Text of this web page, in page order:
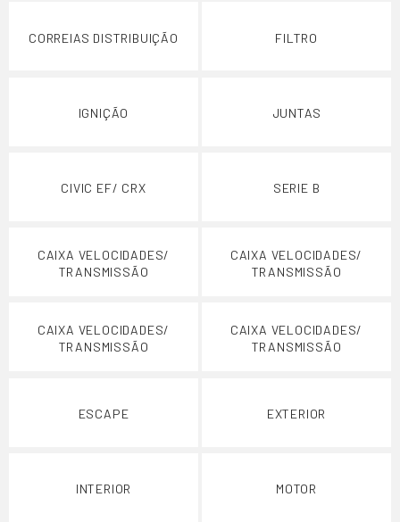
CORREIAS DISTRIBUIÇÃO FILTRO
IGNIÇÃO JUNTAS
CIVIC EF/ CRX SERIE B
CAIXA VELOCIDADES/
TRANSMISSÃO
CAIXA VELOCIDADES/
TRANSMISSÃO
CAIXA VELOCIDADES/
TRANSMISSÃO
CAIXA VELOCIDADES/
TRANSMISSÃO
ESCAPE EXTERIOR
INTERIOR MOTOR